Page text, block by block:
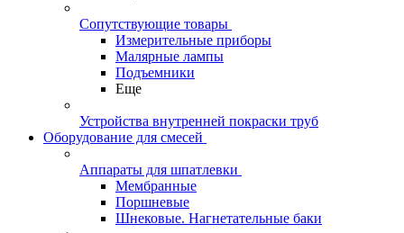
Сопутствующие товары
Измерительные приборы
Малярные лампы
Подъемники
Еще
Устройства внутренней покраски труб
Оборудование для смесей
Аппараты для шпатлевки
Мембранные
Поршневые
Шнековые. Нагнетательные баки